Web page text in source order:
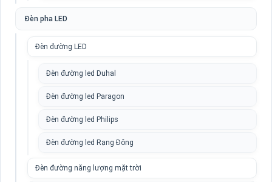
Đèn pha LED
Đèn đường LED
Đèn đường led Duhal
Đèn đường led Paragon
Đèn đường led Philips
Đèn đường led Rạng Đông
Đèn đường năng lượng mặt trời